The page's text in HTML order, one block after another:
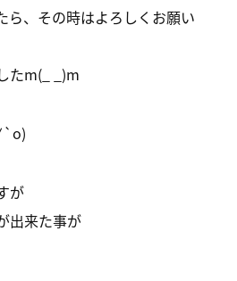
ら、その時はよろしくお願い
たm(_ _)m
が
出来た事が